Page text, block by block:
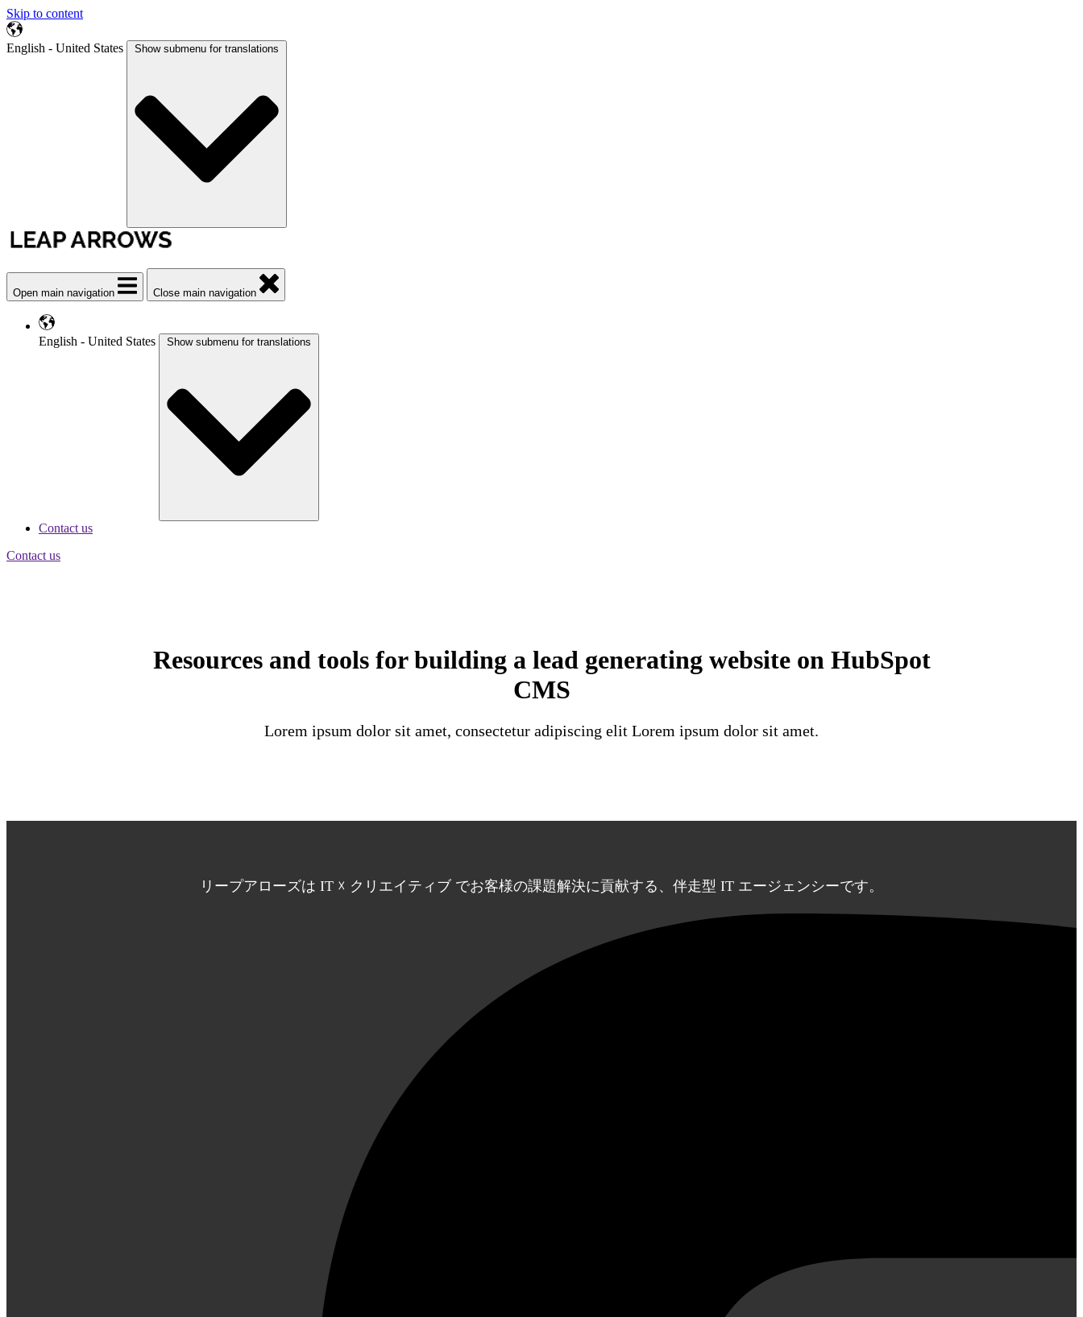
Skip to content
English - United States Show submenu for translations
Open main navigation Close main navigation
English - United States Show submenu for translations
Contact us
Contact us
Resources and tools for building a lead generating website on HubSpot
CMS
Lorem ipsum dolor sit amet, consectetur adipiscing elit Lorem ipsum dolor sit amet.
リープアローズは IT ☓ クリエイティブ でお客様の課題解決に貢献する、伴走型 IT エージェンシーです。